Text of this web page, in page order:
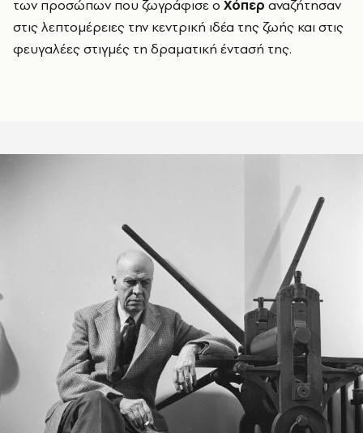
των προσώπων που ζωγράφισε ο Χόπερ αναζήτησαν
στις λεπτομέρειες την κεντρική ιδέα της ζωής και στις
φευγαλέες στιγμές τη δραματική έντασή της.